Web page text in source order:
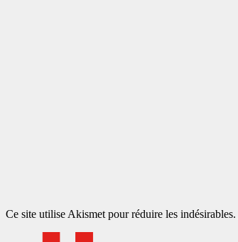
Ce site utilise Akismet pour réduire les indésirables.